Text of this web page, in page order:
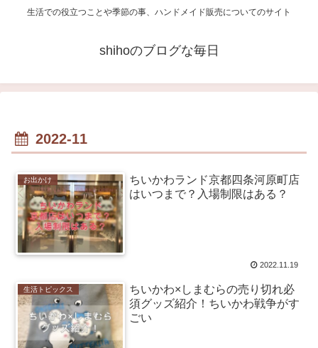
生活での役立つことや季節の事、ハンドメイド販売についてのサイト
shihoのブログな毎日
2022-11
お出かけ
ちいかわランド京都四条河原町店
はいつまで？入場制限はある？
2022.11.19
生活トピックス
ちいかわ×しまむらの売り切れ必
須グッズ紹介！ちいかわ戦争がす
ごい